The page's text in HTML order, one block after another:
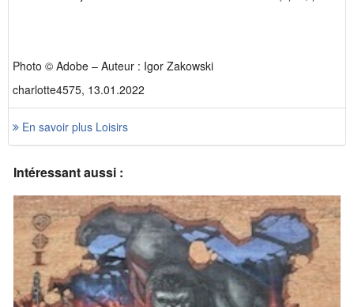
Photo © Adobe – Auteur : Igor Zakowski
charlotte4575, 13.01.2022
En savoir plus Loisirs
Intéressant aussi :